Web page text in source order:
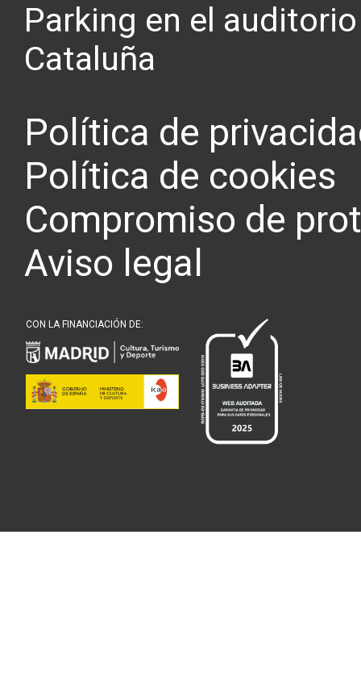
Parking en el
Cataluña
Política de
Política de cookies
Compromiso de
Aviso legal
CON LA FINANCIACIÓN DE: